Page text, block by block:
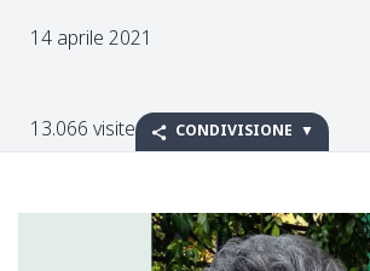
14 aprile 2021
13.066 visite CONDIVISIONE